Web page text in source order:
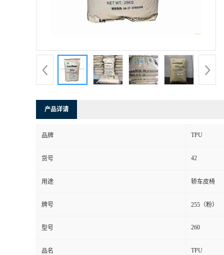
产品详请
品牌 TPU
货号 42
用途 轿车皮椅
牌号 255（粉）
型号 260
品名 TPU